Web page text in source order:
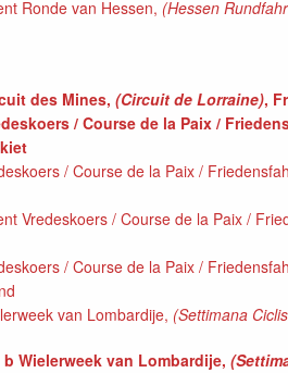
Ronde van Hessen, (Hessen
des Mines, (Circuit de Lorraine),
/ Course de la Paix /
/ Course de la Paix /
Vredeskoers / Course de la Paix /
/ Course de la Paix /
van Lombardije, (Settimana
Wielerweek van Lombardije,